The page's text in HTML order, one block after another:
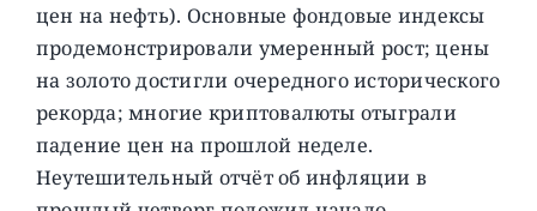
цен на нефть). Основные фондовые индексы
продемонстрировали умеренный рост; цены
на золото достигли очередного исторического
рекорда; многие криптовалюты отыграли
падение цен на прошлой неделе.
Неутешительный отчёт об инфляции в